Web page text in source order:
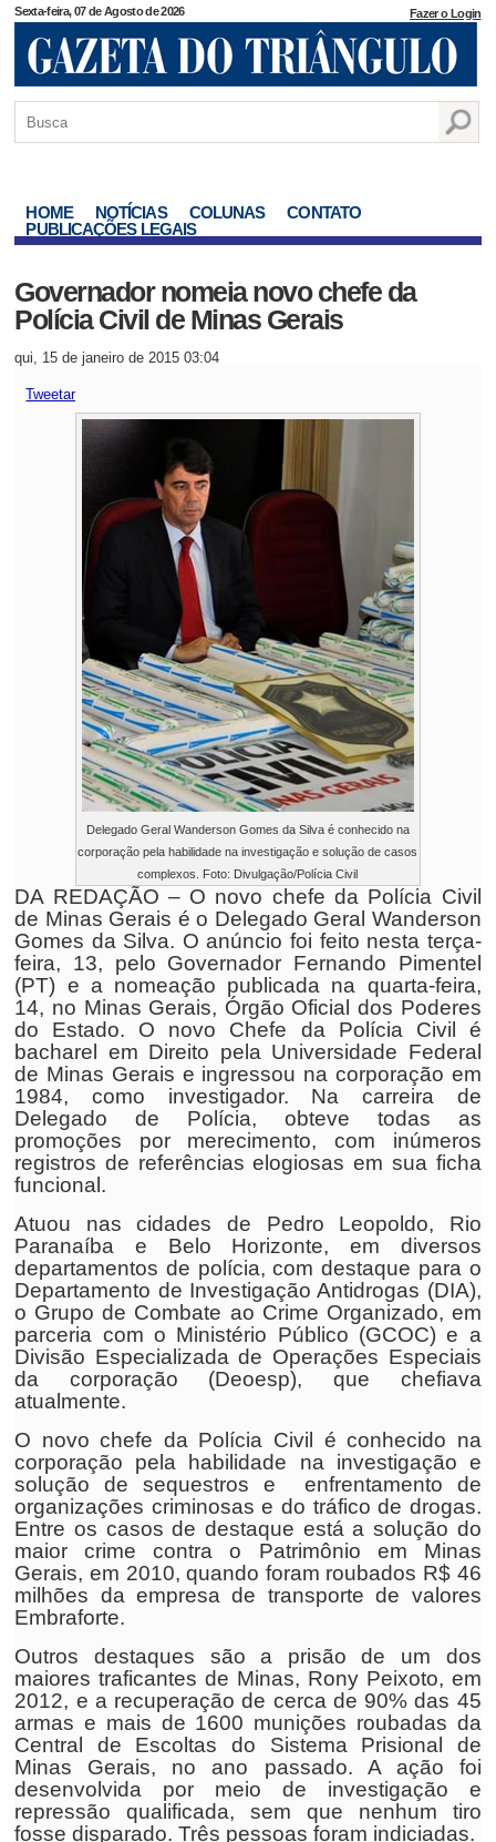
Sexta-feira, 07 de Agosto de 2026 Fazer o Login
HOME NOTÍCIAS COLUNAS
CONTATO
PUBLICAÇÕES LEGAIS
Governador nomeia novo chefe da
Polícia Civil de Minas Gerais
qui, 15 de janeiro de 2015 03:04
Tweetar
Delegado Geral Wanderson Gomes da Silva é conhecido na
corporação pela habilidade na investigação e solução de casos
complexos. Foto: Divulgação/Polícia Civil
DA REDAÇÃO – O novo chefe da Polícia Civil
de Minas Gerais é o Delegado Geral Wanderson
Gomes da Silva. O anúncio foi feito nesta terça-
feira, 13, pelo Governador Fernando Pimentel
(PT) e a nomeação publicada na quarta-feira,
14, no Minas Gerais, Órgão Oficial dos Poderes
do Estado. O novo Chefe da Polícia Civil é
bacharel em Direito pela Universidade Federal
de Minas Gerais e ingressou na corporação em
1984, como investigador. Na carreira de
Delegado de Polícia, obteve todas as
promoções por merecimento, com inúmeros
registros de referências elogiosas em sua ficha
funcional.
Atuou nas cidades de Pedro Leopoldo, Rio
Paranaíba e Belo Horizonte, em diversos
departamentos de polícia, com destaque para o
Departamento de Investigação Antidrogas (DIA),
o Grupo de Combate ao Crime Organizado, em
parceria com o Ministério Público (GCOC) e a
Divisão Especializada de Operações Especiais
da corporação (Deoesp), que chefiava
atualmente.
O novo chefe da Polícia Civil é conhecido na
corporação pela habilidade na investigação e
solução de sequestros e enfrentamento de
organizações criminosas e do tráfico de drogas.
Entre os casos de destaque está a solução do
maior crime contra o Patrimônio em Minas
Gerais, em 2010, quando foram roubados R$ 46
milhões da empresa de transporte de valores
Embraforte.
Outros destaques são a prisão de um dos
maiores traficantes de Minas, Rony Peixoto, em
2012, e a recuperação de cerca de 90% das 45
armas e mais de 1600 munições roubadas da
Central de Escoltas do Sistema Prisional de
Minas Gerais, no ano passado. A ação foi
desenvolvida por meio de investigação e
repressão qualificada, sem que nenhum tiro
fosse disparado. Três pessoas foram indiciadas.